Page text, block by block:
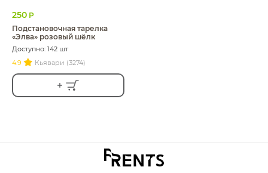
250 Р
Подстановочная тарелка
«Элва» розовый шёлк
Доступно: 142 шт
4.9
Кьявари (3274)